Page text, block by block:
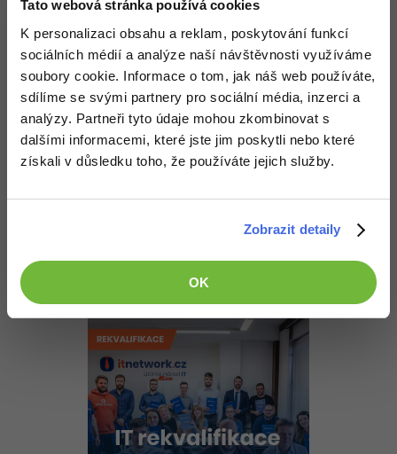
Tato webová stránka používá cookies
K personalizaci obsahu a reklam, poskytování funkcí
sociálních médií a analýze naší návštěvnosti využíváme
soubory cookie. Informace o tom, jak náš web používáte,
sdílíme se svými partnery pro sociální média, inzerci a
analýzy. Partneři tyto údaje mohou zkombinovat s
dalšími informacemi, které jste jim poskytli nebo které
získali v důsledku toho, že používáte jejich služby.
Zobrazit detaily
OK
Marketing -30%
WordPress
SEO -30%
UX
Copywriting -30%
MS Office -80%
Google Dokumenty
Time management
Windows
-80%
Adobe Lightroom -30%
Adobe XD -15%
Adobe InDesign -25%
-80%
Video
Ostatní
Fórum
Kariéra
Pro firmyTobě vadí obrázky v databázi?
Nahoru Odpovědět
Odpovídá na Kamil
Kit : 5.11.2013 21:13
Sloupec pro obrázek musíš nadefinovat typu BLOB. Při ukládání
Pro náhledy se dá použít i typ TEXT, ale jen do 64 KB. V tom
přímo vložit do webstránky. Načítání stránky s náhledy se tím
Odpovědět